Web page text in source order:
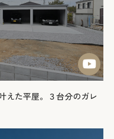
えた平屋。３台分のガレ